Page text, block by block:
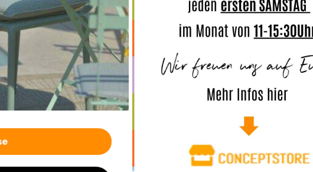
Merkmale
Angaben zur
Weitere Produkte aus der Serie Kerem